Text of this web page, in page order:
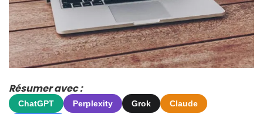
Résumer avec :
ChatGPT Perplexity Grok
Claude